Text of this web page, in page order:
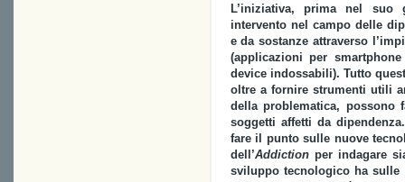
L’iniziativa, prima nel
intervento nel campo delle
e da sostanze attraverso
(applicazioni per
device indossabili). Tutto
oltre a fornire strumenti utili
della problematica,
soggetti affetti da
fare il punto sulle nuove
dell’Addictionper indagare
sviluppo tecnologico ha